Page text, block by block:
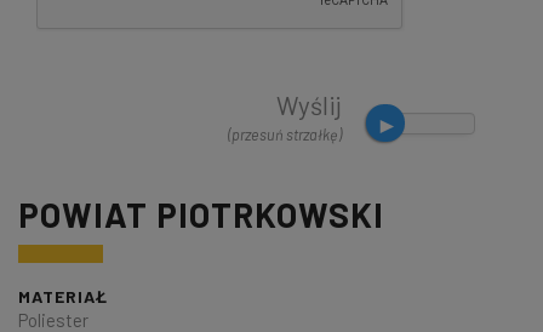
Wyślij
(przesuń strzałkę)
POWIAT PIOTRKOWSKI
MATERIAŁ
Poliester